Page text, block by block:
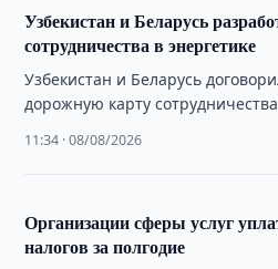
Узбекистан и Беларусь
сотрудничества в энергетике
Узбекистан и Беларусь
дорожную карту
Беларуси.
11:34 · 08/08/2026
Организации сферы услуг
налогов за полгодие